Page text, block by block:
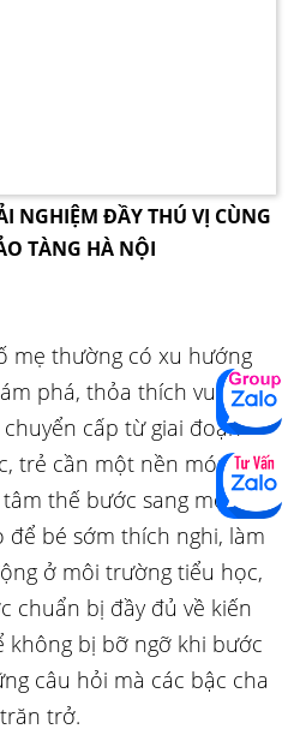
NGHIỆM ĐẦY THÚ VỊ CÙNG
TÀNG HÀ NỘI
mẹ thường có xu hướng
phá, thỏa thích vui chơi.
cấp từ giai đoạn
trẻ cần một nền móng
thế bước sang một giai
bé sớm thích nghi, làm
ở môi trường tiểu học,
chuẩn bị đầy đủ về kiến
không bị bỡ ngỡ khi bước
câu hỏi mà các bậc cha
trở.